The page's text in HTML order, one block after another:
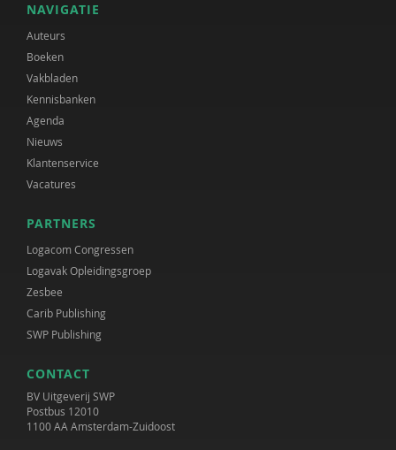
NAVIGATIE
Auteurs
Boeken
Vakbladen
Kennisbanken
Agenda
Nieuws
Klantenservice
Vacatures
PARTNERS
Logacom Congressen
Logavak Opleidingsgroep
Zesbee
Carib Publishing
SWP Publishing
CONTACT
BV Uitgeverij SWP
Postbus 12010
1100 AA Amsterdam-Zuidoost